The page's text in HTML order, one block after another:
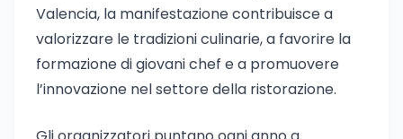
Valencia, la manifestazione contribuisce a
valorizzare le tradizioni culinarie, a favorire la
formazione di giovani chef e a promuovere
l’innovazione nel settore della ristorazione.